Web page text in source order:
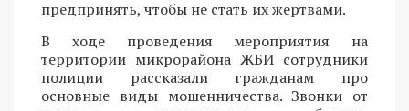
предпринять, чтобы не стать их жертвами.
В ходе проведения мероприятия на
территории микрорайона ЖБИ сотрудники
полиции рассказали гражданам про
основные виды мошенничества. Звонки от